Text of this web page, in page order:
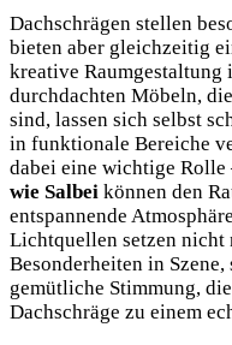
Dachschrägen stellen
bieten aber gleichzeitig
kreative
durchdachten Möbeln,
sind, lassen sich selbst
in funktionale Bereiche
dabei eine wichtige Rolle
wie Salbei können den
entspannende
Lichtquellen setzen
Besonderheiten in
gemütliche Stimmung,
Dachschräge zu einem